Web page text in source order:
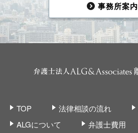
事務所案内
TOP 法律相談の流れ
ALGについて
弁護士費用